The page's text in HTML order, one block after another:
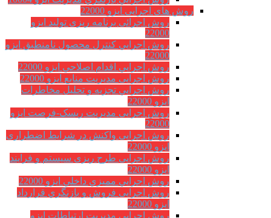
روش های اجرایی ایزو 22000
روش اجرائی برنامه ريزی توليد ایزو
22000
روش اجرايي كنترل محصول نامنطبق ایزو
22000
روش اجرايي اقدام اصلاحي ایزو 22000
روش اجرایی مدیریت منابع ایزو 22000
روش اجرايي تجزیه و تحلیل مخاطرات
ایزو 22000
روش اجرایی مدیریت ریسک-فرصت ایزو
22000
روش اجرایی واکنش در شرایط اضطراری
ایزو 22000
روش اجرایی طرح ریزی سیستم و فرایند
ایزو 22000
روش اجرايي مميزي داخلي ایزو 22000
روش اجرایی فروش و بازنگري قرارداد
ایزو 22000
روش اجرایی مدیریت ارتباطات ایزو